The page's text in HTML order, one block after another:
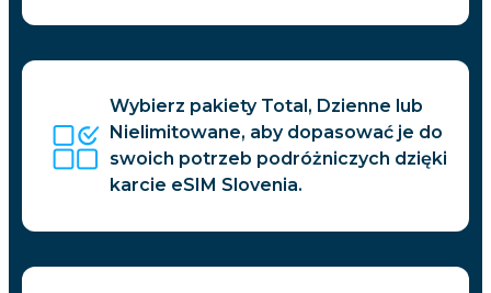
Wybierz pakiety Total, Dzienne lub
Nielimitowane, aby dopasować je do
swoich potrzeb podróżniczych dzięki
karcie eSIM Slovenia.